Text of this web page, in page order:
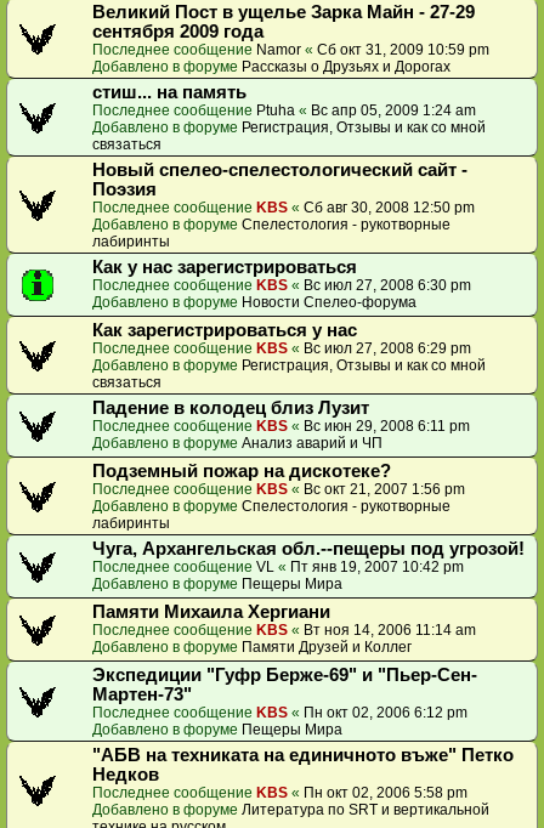
Великий Пост в ущелье Зарка Майн - 27-29
сентября 2009 года
Последнее сообщение Namor « Сб окт 31, 2009 10:59 pm
Добавлено в форуме Рассказы о Друзьях и Дорогах
стиш... на память
Последнее сообщение Ptuha « Вс апр 05, 2009 1:24 am
Добавлено в форуме Регистрация, Отзывы и как со мной
связаться
Новый спелео-спелестологический сайт -
Поэзия
Последнее сообщение KBS « Сб авг 30, 2008 12:50 pm
Добавлено в форуме Спелестология - рукотворные
лабиринты
Как у нас зарегистрироваться
Последнее сообщение KBS « Вс июл 27, 2008 6:30 pm
Добавлено в форуме Новости Спелео-форума
Как зарегистрироваться у нас
Последнее сообщение KBS « Вс июл 27, 2008 6:29 pm
Добавлено в форуме Регистрация, Отзывы и как со мной
связаться
Падение в колодец близ Лузит
Последнее сообщение KBS « Вс июн 29, 2008 6:11 pm
Добавлено в форуме Анализ аварий и ЧП
Подземный пожар на дискотеке?
Последнее сообщение KBS « Вс окт 21, 2007 1:56 pm
Добавлено в форуме Спелестология - рукотворные
лабиринты
Чуга, Архангельская обл.--пещеры под угрозой!
Последнее сообщение VL « Пт янв 19, 2007 10:42 pm
Добавлено в форуме Пещеры Мира
Памяти Михаила Хергиани
Последнее сообщение KBS « Вт ноя 14, 2006 11:14 am
Добавлено в форуме Памяти Друзей и Коллег
Экспедиции "Гуфр Берже-69" и "Пьер-Сен-
Мартен-73"
Последнее сообщение KBS « Пн окт 02, 2006 6:12 pm
Добавлено в форуме Пещеры Мира
"АБВ на техниката на единичното въже" Петко
Недков
Последнее сообщение KBS « Пн окт 02, 2006 5:58 pm
Добавлено в форуме Литература по SRT и вертикальной